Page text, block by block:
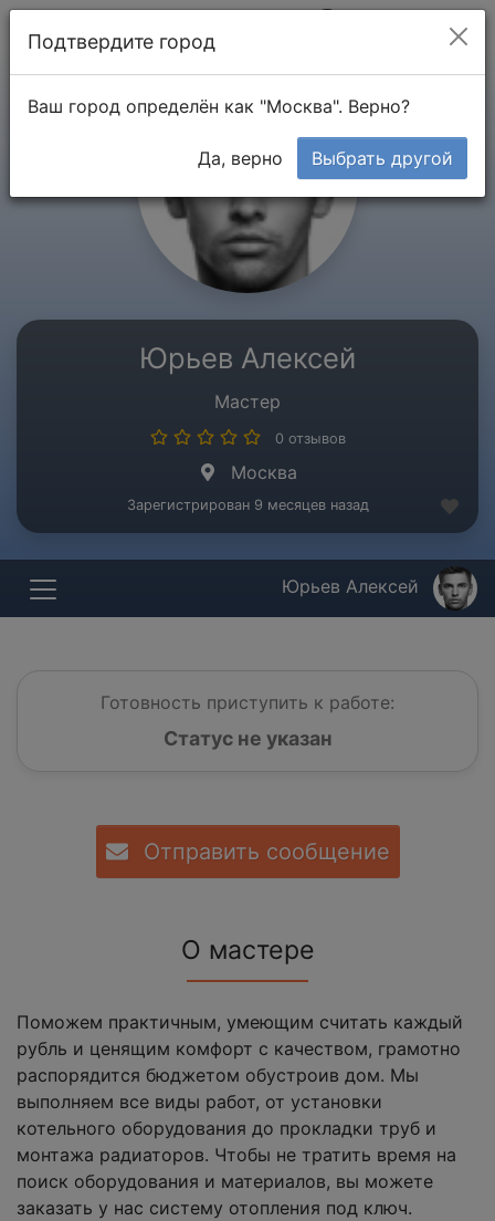
Юрьев Алексей
Мастер
0 отзывов
Москва
Зарегистрирован 9 месяцев назад
Юрьев Алексей
Готовность приступить к работе:
Статус не указан
Отправить сообщение
О мастере
Поможем практичным, умеющим считать каждый
рубль и ценящим комфорт с качеством, грамотно
распорядится бюджетом обустроив дом. Мы
выполняем все виды работ, от установки
котельного оборудования до прокладки труб и
монтажа радиаторов. Чтобы не тратить время на
поиск оборудования и материалов, вы можете
заказать у нас систему отопления под ключ.
Подтвердите город
Ваш город определён как "Москва". Верно?
Да, верно Выбрать другой